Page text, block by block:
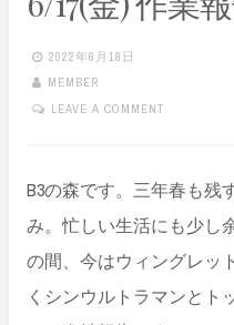
2022年6月18日
MEMBER
LEAVE A COMMENT
B3の森です。三年春も残
み。忙しい生活にも少し
の間、今はウィングレッ
くシンウルトラマンと